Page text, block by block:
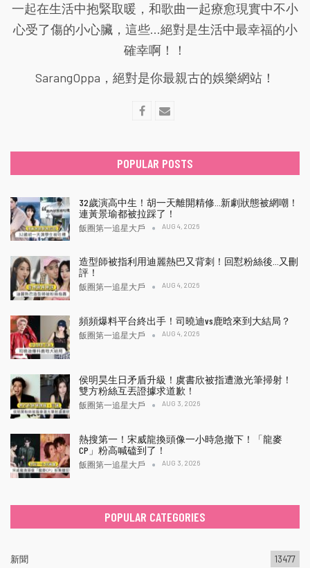
一起在生活中抱緊取暖，和歌曲一起療愈現實中不小
心受了傷的小心臟，這些...絕對是生活中最幸福的小
確幸啊！！
SarangOppa，絕對是你最親古的娛樂網站！
POPULAR POSTS
32歲演高中生！胡一天離開精修…新劇狀態被網嘲！
連黃景瑜都被拉踩了！
飯圈第一追星大戶 AUG 4, 2026
造型師被指利用迪麗熱巴又背刺！回懟粉絲後…又刪
評！
飯圈第一追星大戶 AUG 4, 2026
頻頻爆料平台終出手！司曉迪vs鹿晗來到大結局？
飯圈第一追星大戶 AUG 4, 2026
侯明昊生日矛盾升級！虞書欣被指遭激光筆掃射！
雙方粉絲互丟證據求道歉！
飯圈第一追星大戶 AUG 3, 2026
熱搜第一！宋威龍換頭像一小時急撤下！「龍麥
CP」粉高喊磕到了！
飯圈第一追星大戶 AUG 3, 2026
POPULAR CATEGORIES
新聞 13477